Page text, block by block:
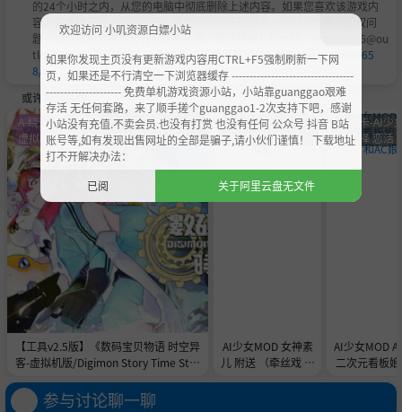
的24个小时之内，从您的电脑中彻底删除上述内容。如果您喜欢该游戏内
容，请支持正版，购买注册，得到更好的正版服务。我们非常重视版权问
题，如有侵权请邮件与我们联系处理。敬请谅解！E-mail：acgbns666@ou
tlook.com，我们会在第一时间断开下载链接 https://steamzg.com/665
8/ 。
或许您会喜欢
【工具v2.5版】《数码宝贝物语 时空异
客-虚拟机版/Digimon Story Time Stra
官中免安装-简中31.1GB
A-绕过D加密
虚拟机
角色卡-AI少女 甜心
选择 恋活
AI少女MOD 女神素
儿 附送 （牵丝戏 舞
角色卡-AI少女 甜
心选择 恋活
AI少女MOD A
二次元看板
角色卡-AI少
心选择 恋活
参与讨论聊一聊
欢迎访问 小叽资源白嫖小站
如果你发现主页没有更新游戏内容用CTRL+F5强制刷新一下网
页，如果还是不行清空一下浏览器缓存 ----------------------------------
--------------------- 免费单机游戏资源小站，小站靠guanggao艰难
存活 无任何套路，来了顺手搓个guanggao1-2次支持下吧，感谢
小站没有充值.不卖会员.也没有打赏 也没有任何 公众号 抖音 B站
账号等,如有发现出售网址的全部是骗子,请小伙们谨慎！ 下载地址
打不开解决办法：
已阅
关于阿里云盘无文件